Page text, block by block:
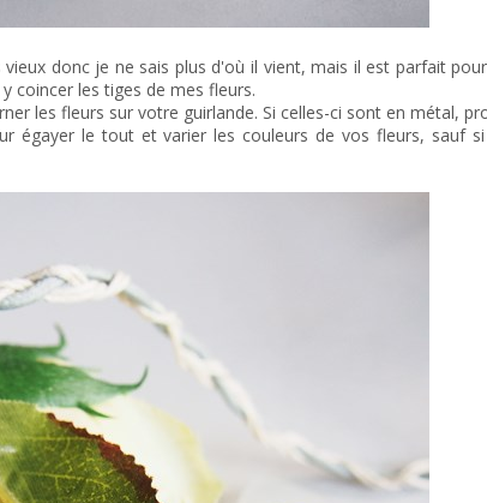
donc je ne sais plus d'où il vient, mais il est parfait
coincer les tiges de mes fleurs.
les fleurs sur votre guirlande. Si celles-ci sont en métal,
égayer le tout et varier les couleurs de vos fleurs, sauf